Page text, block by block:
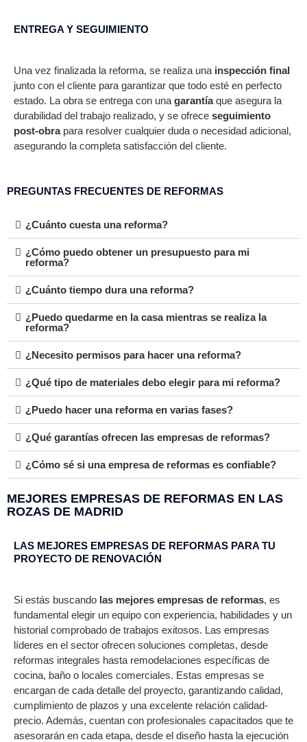
ENTREGA Y SEGUIMIENTO
Una vez finalizada la reforma, se realiza una inspección final
junto con el cliente para garantizar que todo esté en perfecto
estado. La obra se entrega con una garantíaque asegura la
durabilidad del trabajo realizado, y se ofrece seguimiento
post-obrapara resolver cualquier duda o necesidad adicional,
asegurando la completa satisfacción del cliente.
PREGUNTAS FRECUENTES DE REFORMAS
¿Cuánto cuesta una reforma?
¿Cómo puedo obtener un presupuesto para mi
reforma?
¿Cuánto tiempo dura una reforma?
¿Puedo quedarme en la casa mientras se realiza la
reforma?
¿Necesito permisos para hacer una reforma?
¿Qué tipo de materiales debo elegir para mi reforma?
¿Puedo hacer una reforma en varias fases?
¿Qué garantías ofrecen las empresas de reformas?
¿Cómo sé si una empresa de reformas es confiable?
MEJORES EMPRESAS DE REFORMAS EN LAS
ROZAS DE MADRID
LAS MEJORES EMPRESAS DE REFORMAS PARA TU
PROYECTO DE RENOVACIÓN
Si estás buscando las mejores empresas de reformas, es
fundamental elegir un equipo con experiencia, habilidades y un
historial comprobado de trabajos exitosos. Las empresas
líderes en el sector ofrecen soluciones completas, desde
reformas integrales hasta remodelaciones específicas de
cocina, baño o locales comerciales. Estas empresas se
encargan de cada detalle del proyecto, garantizando calidad,
cumplimiento de plazos y una excelente relación calidad-
precio. Además, cuentan con profesionales capacitados que te
asesorarán en cada etapa, desde el diseño hasta la ejecución